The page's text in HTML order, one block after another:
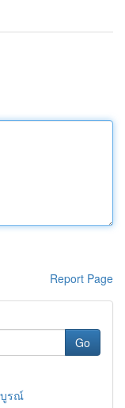
Report Page
Go
บูรณ์